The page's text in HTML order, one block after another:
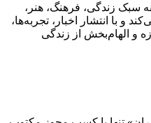
از سال ۱۳۹۵ در زمینه سبک زندگی، فرهنگ، هنر،
و با انتشار اخبار، تجربه‌ها،
و الهام‌بخش از زندگی